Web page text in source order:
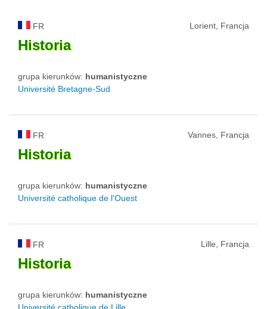
FR Lorient, Francja
Historia
grupa kierunków: humanistyczne
Université Bretagne-Sud
FR Vannes, Francja
Historia
grupa kierunków: humanistyczne
Université catholique de l'Ouest
FR Lille, Francja
Historia
grupa kierunków: humanistyczne
Université catholique de Lille